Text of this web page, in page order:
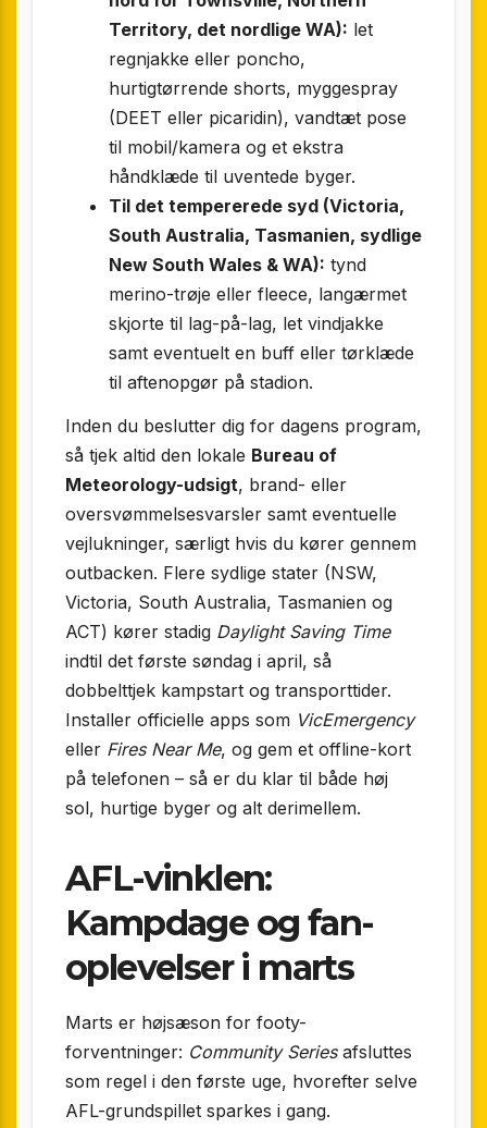
Territory, det nordlige WA): let
regnjakke eller poncho,
hurtigtørrende shorts, myggespray
(DEET eller picaridin), vandtæt pose
til mobil/kamera og et ekstra
håndklæde til uventede byger.
Til det tempererede syd (Victoria,
South Australia, Tasmanien, sydlige
New South Wales & WA): tynd
merino-trøje eller fleece, langærmet
skjorte til lag-på-lag, let vindjakke
samt eventuelt en buff eller tørklæde
til aftenopgør på stadion.
Inden du beslutter dig for dagens program,
så tjek altid den lokale Bureau of
Meteorology-udsigt, brand- eller
oversvømmelsesvarsler samt eventuelle
vejlukninger, særligt hvis du kører gennem
outbacken. Flere sydlige stater (NSW,
Victoria, South Australia, Tasmanien og
ACT) kører stadig Daylight Saving Time
indtil det første søndag i april, så
dobbelttjek kampstart og transporttider.
Installer officielle apps som VicEmergency
eller Fires Near Me, og gem et offline-kort
på telefonen – så er du klar til både høj
sol, hurtige byger og alt derimellem.
AFL-vinklen:
Kampdage og fan-
oplevelser i marts
Marts er højsæson for footy-
forventninger: Community Seriesafsluttes
som regel i den første uge, hvorefter selve
AFL-grundspillet sparkes i gang.